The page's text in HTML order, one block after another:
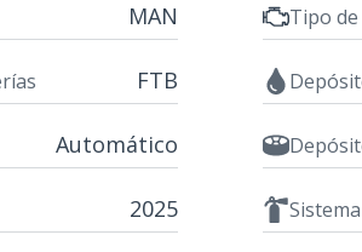
MAN Tipo
FTB
Automático
2025